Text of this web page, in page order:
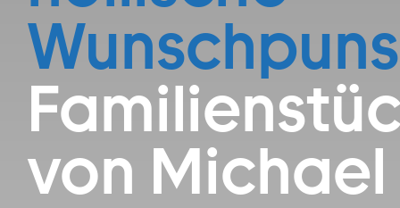
von Michael